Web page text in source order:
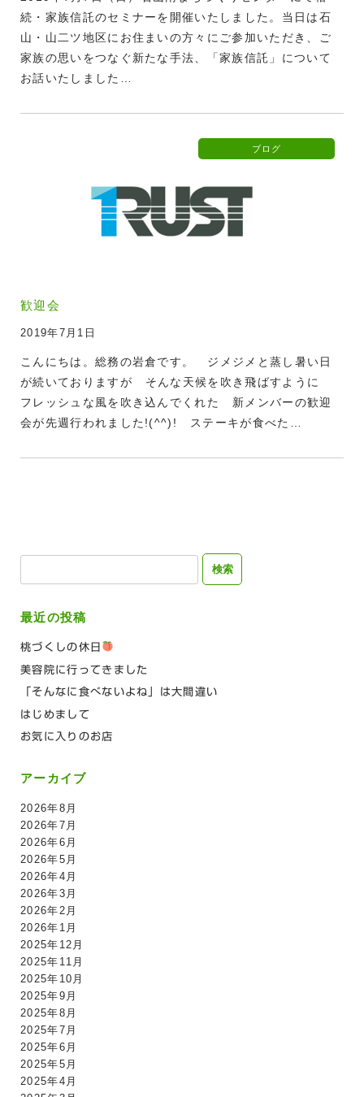
続・家族信託のセミナーを開催いたしました。当日は石
山・山二ツ地区にお住まいの方々にご参加いただき、ご
家族の思いをつなぐ新たな手法、「家族信託」について
お話いたしました…
歓迎会
ブログ
2019年7月1日
こんにちは。総務の岩倉です。 ジメジメと蒸し暑い日
が続いておりますが そんな天候を吹き飛ばすように
フレッシュな風を吹き込んでくれた 新メンバーの歓迎
会が先週行われました!(^^)! ステーキが食べた…
検
最近の投稿
桃づくしの休日
美容院に行ってきました
「そんなに食べないよね」は大間違い
はじめまして
お気に入りのお店
アーカイブ
2026年8月
2026年7月
2026年6月
2026年5月
2026年4月
2026年3月
2026年2月
2026年1月
2025年12月
2025年11月
2025年10月
2025年9月
2025年8月
2025年7月
2025年6月
2025年5月
2025年4月